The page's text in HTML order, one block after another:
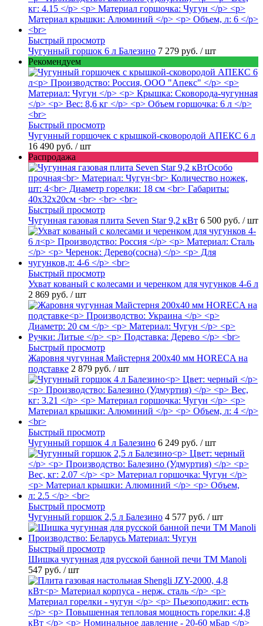
Быстрый просмотр
Чугунный горшок 6 л Балезино 7 279 руб. / шт
Рекомендуем
Быстрый просмотр
Чугунный горшочек с крышкой-сковородой АПЕКС 6 л
16 490 руб. / шт
Распродажа
Быстрый просмотр
Чугунная газовая плита Seven Star 9,2 кВт 6 500 руб. / шт
Быстрый просмотр
Ухват кованый с колесами и черенком для чугунков 4-6 л
2 869 руб. / шт
Быстрый просмотр
Жаровня чугунная Майстерня 200х40 мм HORECA на
подставке 2 879 руб. / шт
Быстрый просмотр
Чугунный горшок 4 л Балезино 6 249 руб. / шт
Быстрый просмотр
Чугунный горшок 2,5 л Балезино 4 577 руб. / шт
Быстрый просмотр
Шишка чугунная для русской банной печи ТМ Manoli
547 руб. / шт